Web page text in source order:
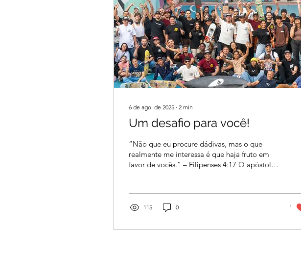
6 de ago. de 2025 ∙ 2 min
Um desafio para você!
“Não que eu procure dádivas, mas o que
realmente me interessa é que haja fruto em
favor de vocês.” – Filipenses 4:17 O apóstolo
115 0 1